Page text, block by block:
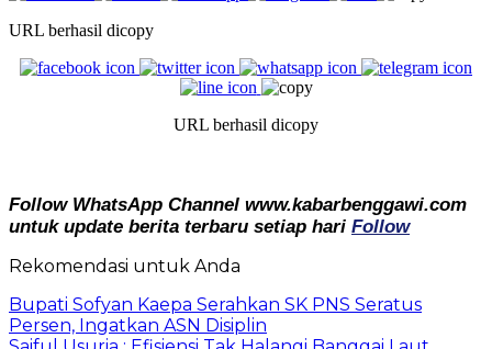
URL berhasil dicopy
URL berhasil dicopy
Follow WhatsApp Channel www.kabarbenggawi.com
untuk update berita terbaru setiap hari Follow
Rekomendasi untuk Anda
Bupati Sofyan Kaepa Serahkan SK PNS Seratus
Persen, Ingatkan ASN Disiplin